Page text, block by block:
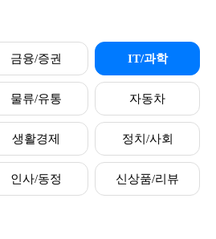
금융/증권 IT/과학
물류/유통 자동차
생활경제 정치/사회
인사/동정 신상품/리뷰